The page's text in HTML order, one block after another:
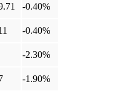
-0.40%
-0.40%
-2.30%
-1.90%